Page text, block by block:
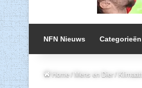
NFN Nieuws Categorieën
Home / Mens en Dier /